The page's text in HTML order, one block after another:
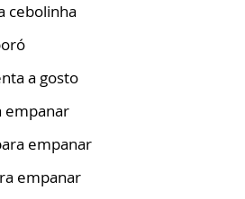
cebolinha
a gosto
empanar
empanar
empanar